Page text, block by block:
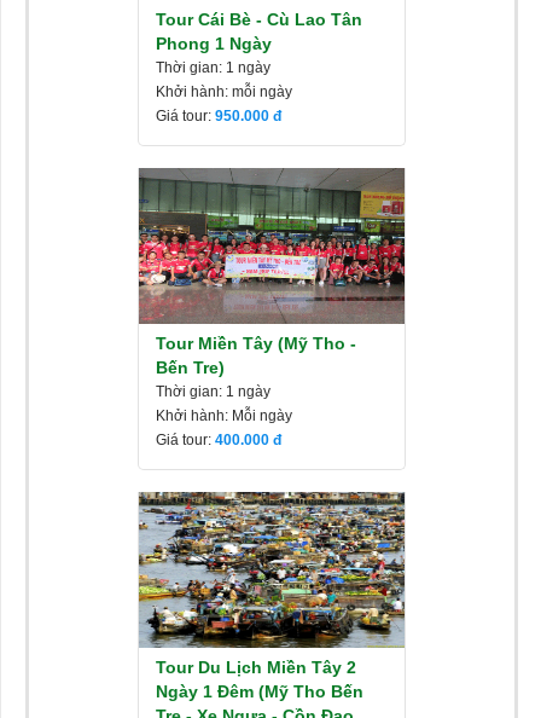
Tour Cái Bè - Cù Lao Tân
Phong 1 Ngày
Thời gian: 1 ngày
Khởi hành: mỗi ngày
Giá tour: 950.000
Tour Miền Tây (Mỹ Tho -
Bến Tre)
Thời gian: 1 ngày
Khởi hành: Mỗi ngày
Giá tour: 400.000
Tour Du Lịch Miền Tây 2
Ngày 1 Đêm (Mỹ Tho Bến